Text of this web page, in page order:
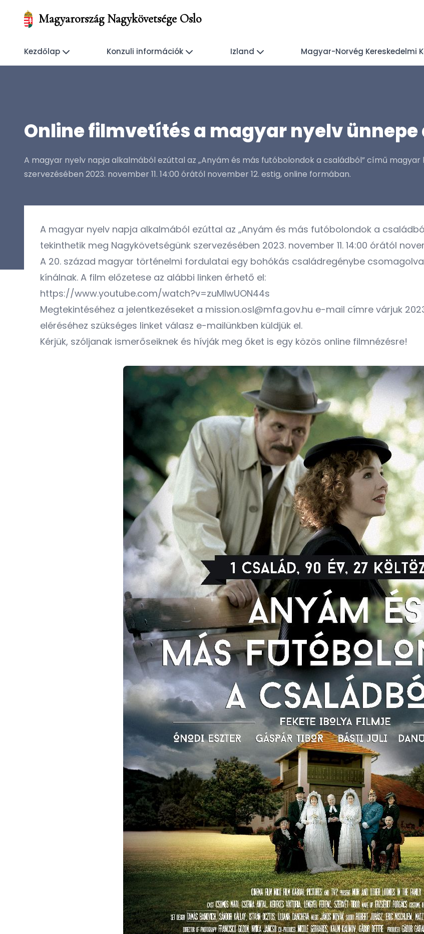
Magyarország Nagykövetsége Oslo
Kezdőlap Konzuli információk Izland Magyar-Norvég Kereskedelmi
Online filmvetítés a magyar nyelv
A magyar nyelv napja alkalmából ezúttal az „Anyám és más futóbolondok a családból” című
szervezésében 2023. november 11. 14:00 órától november 12. estig, online formában.
A magyar nyelv napja alkalmából ezúttal az „Anyám és más futóbolondok a
tekinthetik meg Nagykövetségünk szervezésében 2023. november 11. 14:00 órától
A 20. század magyar történelmi fordulatai egy bohókás családregénybe
kínálnak. A film előzetese az alábbi linken érhető el:
https://www.youtube.com/watch?v=zuMlwUON44s
Megtekintéséhez a jelentkezéseket a mission.osl@mfa.gov.hu e-mail címre várjuk
eléréséhez szükséges linket válasz e-mailünkben küldjük el.
Kérjük, szóljanak ismerőseiknek és hívják meg őket is egy közös online filmnézésre!